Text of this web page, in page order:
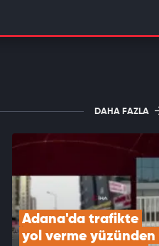
DAHA FAZLA
Adana'da trafikte
yol verme yüzünden